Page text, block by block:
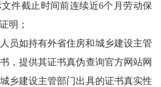
件截止时间前连续近6个月劳动保
明；
员如持有外省住房和城乡建设主管
，提供其证书真伪查询官方网站网
乡建设主管部门出具的证书真实性